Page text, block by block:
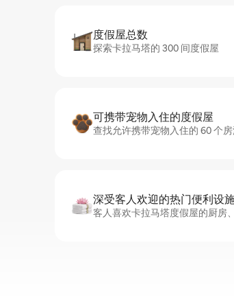
度假屋总数
探索卡拉马塔的 300 间度假屋
可携带宠物入住的度假屋
查找允许携带宠物入住的 60 个
深受客人欢迎的热门便利设
客人喜欢卡拉马塔度假屋的厨房